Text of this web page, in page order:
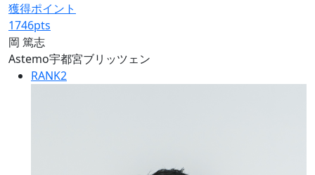
獲得ポイント
1746pts
岡 篤志
Astemo宇都宮ブリッツェン
RANK2